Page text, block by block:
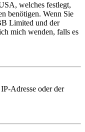
welches festlegt,
benötigen. Wenn Sie
Limited und der
mich wenden, falls es
Adresse oder der